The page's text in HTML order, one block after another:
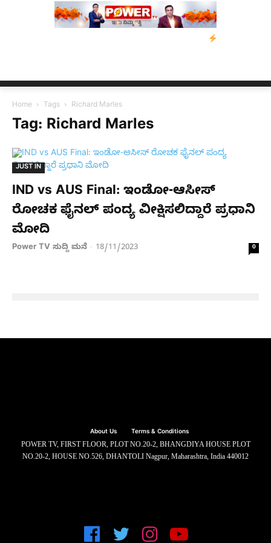
ನ್ಯೂಸ್
Home Tags Richard Marles
Tag: Richard Marles
JUST IN
IND vs AUS Final: ಇಂಡೋ-ಆಸೀಸ್​
ರೋಚಕ ಫೈನಲ್‌ ಪಂದ್ಯ ವೀಕ್ಷಿಸಲಿದ್ದಾರೆ ಪ್ರಧಾನಿ
ಮೋದಿ
Power TV ಸುದ್ದಿ ಮನೆ - 18/11/2023 0
About Us Terms & Conditions
POWER TV, FIRST FLOOR, PLOT NO.20-2, BHANGDIYA HOUSE PLOT
NO.20-2, HOUSE NO.526, DHANTOLI Nagpur, Maharashtra, India 440012